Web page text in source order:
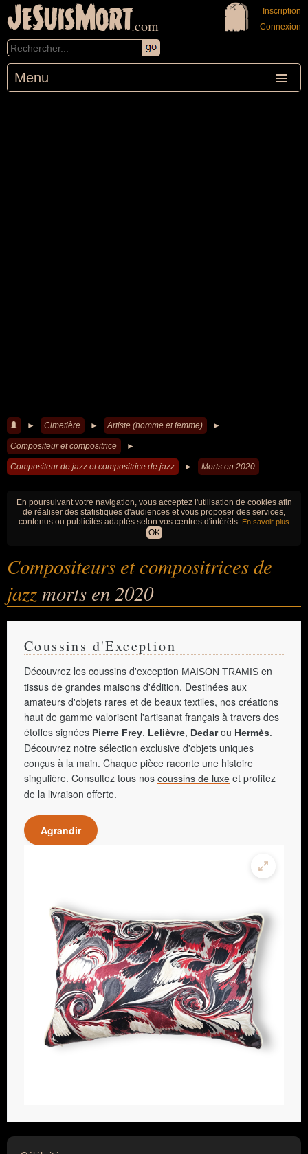
JeSuisMort.com
Menu
Inscription
Connexion
► Cimetière ► Artiste (homme et femme) ►
Compositeur et compositrice ►
Compositeur de jazz et compositrice de jazz ► Morts en 2020
En poursuivant votre navigation, vous acceptez l'utilisation de cookies afin
de réaliser des statistiques d'audiences et vous proposer des services,
contenus ou publicités adaptés selon vos centres d'intérêts. En savoir plus
OK
Compositeurs et compositrices de
jazzmorts en 2020
Coussins d'Exception
Découvrez les coussins d'exception MAISON TRAMIS en
tissus de grandes maisons d'édition. Destinées aux
amateurs d'objets rares et de beaux textiles, nos créations
haut de gamme valorisent l'artisanat français à travers des
étoffes signées Pierre Frey, Lelièvre, Dedarou Hermès.
Découvrez notre sélection exclusive d'objets uniques
conçus à la main. Chaque pièce raconte une histoire
singulière. Consultez tous nos coussins de luxe et profitez
de la livraison offerte.
Agrandir